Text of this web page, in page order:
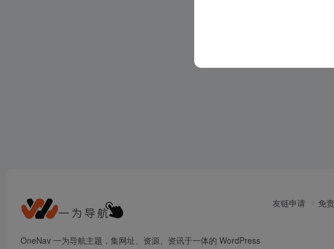
OneNav 一为导航主题，集网址、资源、资讯于一体的 WordPress
友链申请 免